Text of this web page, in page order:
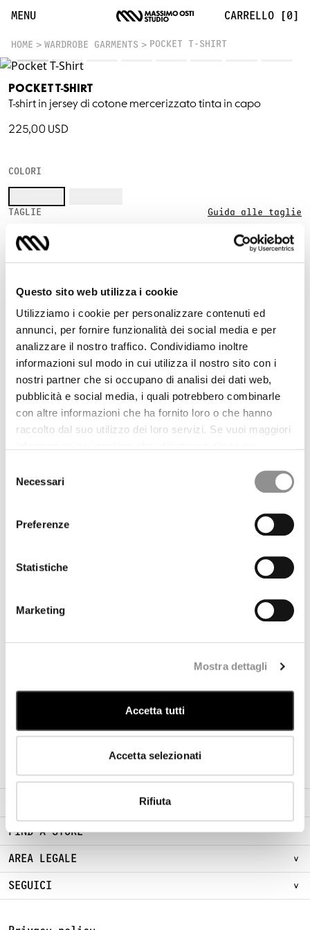
Questo sito web utilizza i cookie
Utilizziamo i cookie per personalizzare contenuti ed
annunci, per fornire funzionalità dei social media e per
analizzare il nostro traffico. Condividiamo inoltre
informazioni sul modo in cui utilizza il nostro sito con i
nostri partner che si occupano di analisi dei dati web,
pubblicità e social media, i quali potrebbero combinarle
con altre informazioni che ha fornito loro o che hanno
raccolto dal suo utilizzo dei loro servizi. Se vuoi maggiori
selezionando i cookie che si intende accettare dai
pulsanti sotto. Potrai revocare in qualsiasi momento il
cliccando sul widget in basso a sinistra nel nostro sito.
delNecessari
Preferenze
Statistiche
Marketing
Mostra dettagli
Accetta tutti
Accetta selezionati
Rifiuta
MENU CARRELLO [0]
HOME WARDROBE GARMENTS POCKET T-SHIRT
POCKET T-SHIRT
T-shirt in jersey di cotone mercerizzato tinta in capo
225,00 USD
COLORI
TAGLIE Guida alle taglie
XS XL
XXL
AGGIUNGI AL CARRELLO
PRODUCT DETAILS
T-shirt a maniche corte realizzata in cotone jersey mercerizzato
finitura più lucida. Il capo presenta tasca aperta sul petto con logo
stampato e placchetta logo MOS su orlo. Made in Italy. Tinta in
CARE AND COMPOSITION
STYLE WITH
403,00 USD
contenuti esclusivi, anteprime e offerte
ISCRIVITI
FIND A STORE
AREA LEGALE
SEGUICI
T-shirt con tasca in cotone mercerizzato | Massimo Osti